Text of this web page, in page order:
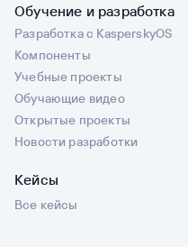
Обучение и разработка
Разработка с KasperskyOS
Компоненты
Учебные проекты
Обучающие видео
Открытые проекты
Новости разработки
Кейсы
Все кейсы